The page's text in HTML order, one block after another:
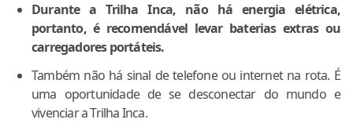
Durante a Trilha Inca, não há energia elétrica,
portanto, é recomendável levar baterias extras ou
carregadores portáteis.
Também não há sinal de telefone ou internet na rota. É
uma oportunidade de se desconectar do mundo e
vivenciar a Trilha Inca.